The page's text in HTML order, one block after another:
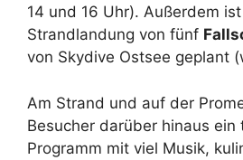
14 und 16 Uhr). Außerdem
Strandlandung von fünf
von Skydive Ostsee geplant
Am Strand und auf der
Besucher darüber hinaus ein
Programm mit viel Musik,